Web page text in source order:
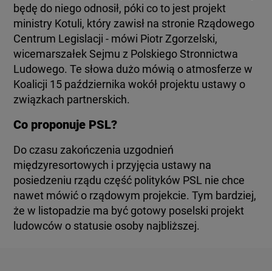
będę do niego odnosił, póki co to jest projekt
ministry Kotuli, który zawisł na stronie Rządowego
Centrum Legislacji - mówi Piotr Zgorzelski,
wicemarszałek Sejmu z Polskiego Stronnictwa
Ludowego. Te słowa dużo mówią o atmosferze w
Koalicji 15 października wokół projektu ustawy o
związkach partnerskich.
Co proponuje PSL?
Do czasu zakończenia uzgodnień
międzyresortowych i przyjęcia ustawy na
posiedzeniu rządu część polityków PSL nie chce
nawet mówić o rządowym projekcie. Tym bardziej,
że w listopadzie ma być gotowy poselski projekt
ludowców o statusie osoby najbliższej.